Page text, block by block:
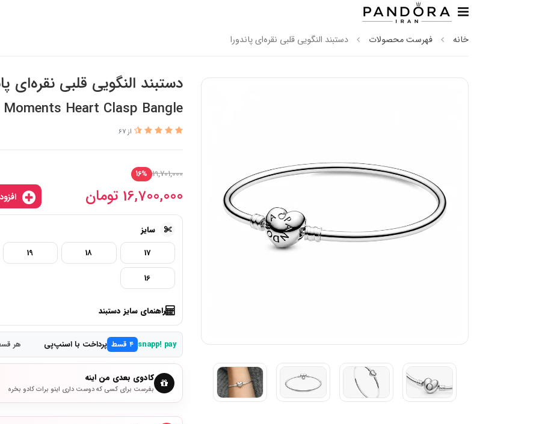
خانه فهرست محصولات دستبند النگویی قلبی نقره‌ای پاندورا
دستبند النگویی قلبی نقره‌ای
Heart Clasp Bangle
از 67
19,701,000
16%
16,700,000 تومان
سایز
17
18
19
16
راهنمای سایز دستبند
snapp! pay ۴ قسط پرداخت با اسنپ‌پی هر قسط 4,175,000
کادوی بعدی من اینه
بفرست برای کسی که دوست داری اینو برات کادو بخره